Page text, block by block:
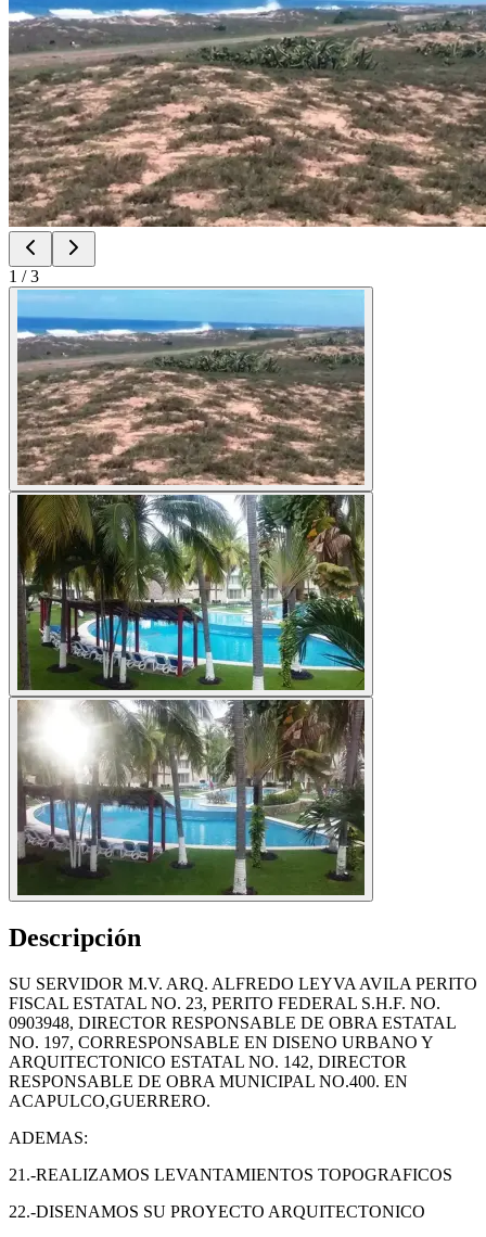
1 /3
Descripción
SU SERVIDOR M.V. ARQ. ALFREDO LEYVA AVILA PERITO
FISCAL ESTATAL NO. 23, PERITO FEDERAL S.H.F. NO.
0903948, DIRECTOR RESPONSABLE DE OBRA ESTATAL
NO. 197, CORRESPONSABLE EN DISENO URBANO Y
ARQUITECTONICO ESTATAL NO. 142, DIRECTOR
RESPONSABLE DE OBRA MUNICIPAL NO.400. EN
ACAPULCO,GUERRERO.
ADEMAS:
21.-REALIZAMOS LEVANTAMIENTOS TOPOGRAFICOS
22.-DISENAMOS SU PROYECTO ARQUITECTONICO